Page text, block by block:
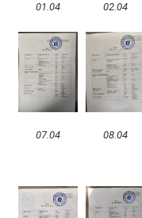
01.04 02.04
07.04 08.04